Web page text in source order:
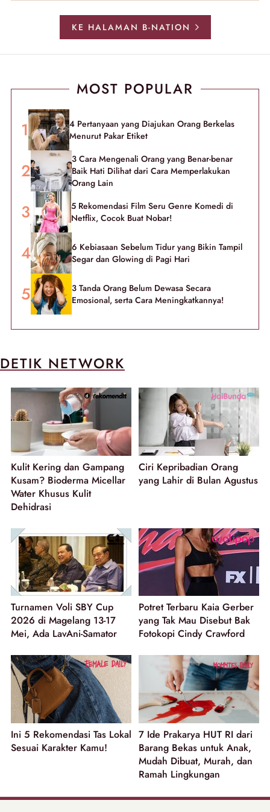
KE HALAMAN B-NATION
MOST POPULAR
4 Pertanyaan yang Diajukan Orang Berkelas
Menurut Pakar Etiket
3 Cara Mengenali Orang yang Benar-benar
Baik Hati Dilihat dari Cara Memperlakukan
Orang Lain
5 Rekomendasi Film Seru Genre Komedi di
Netflix, Cocok Buat Nobar!
6 Kebiasaan Sebelum Tidur yang Bikin Tampil
Segar dan Glowing di Pagi Hari
3 Tanda Orang Belum Dewasa Secara
Emosional, serta Cara Meningkatkannya!
DETIK NETWORK
Kulit Kering dan Gampang
Kusam? Bioderma Micellar
Water Khusus Kulit
Dehidrasi
Ciri Kepribadian Orang
yang Lahir di Bulan Agustus
Turnamen Voli SBY Cup
2026 di Magelang 13-17
Mei, Ada LavAni-Samator
Potret Terbaru Kaia Gerber
yang Tak Mau Disebut Bak
Fotokopi Cindy Crawford
Ini 5 Rekomendasi Tas Lokal
Sesuai Karakter Kamu!
7 Ide Prakarya HUT RI dari
Barang Bekas untuk Anak,
Mudah Dibuat, Murah, dan
Ramah Lingkungan